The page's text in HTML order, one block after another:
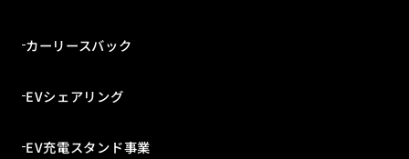
カーリースバック
EVシェアリング
EV充電スタンド事業